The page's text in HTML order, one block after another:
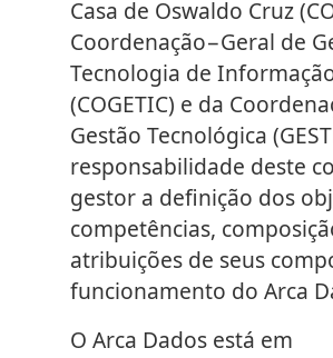
Casa de Oswaldo Cruz
Coordenação−Geral de
Tecnologia de
(COGETIC) e da
Gestão Tecnológica
responsabilidade deste
gestor a definição dos
competências,
atribuições de seus
funcionamento do Arca
O Arca Dados está em